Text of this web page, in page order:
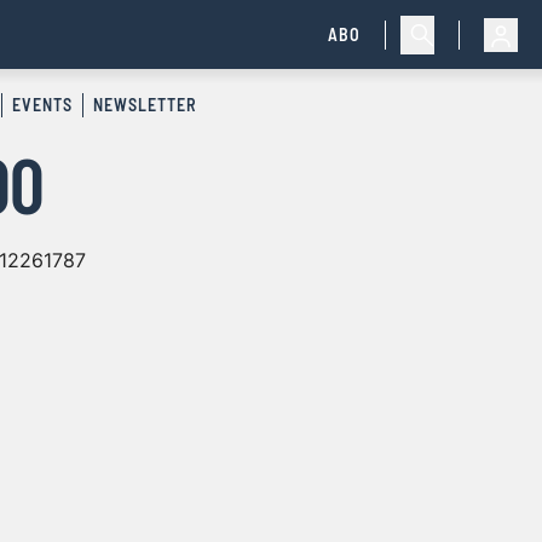
ABO
EVENTS NEWSLETTER